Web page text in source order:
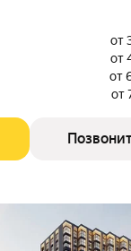
от
от
от
от